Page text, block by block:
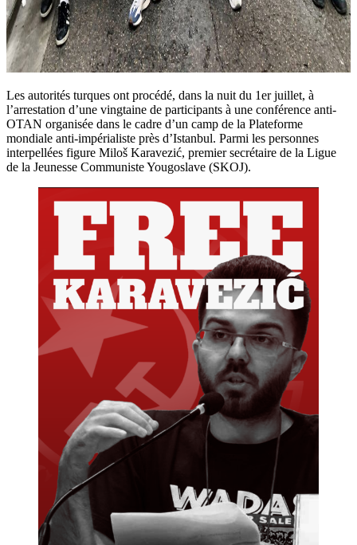
Les autorités turques ont procédé, dans la nuit du 1er juillet, à
l’arrestation d’une vingtaine de participants à une conférence anti-
OTAN organisée dans le cadre d’un camp de la Plateforme
mondiale anti-impérialiste près d’Istanbul. Parmi les personnes
interpellées figure Miloš Karavezić, premier secrétaire de la Ligue
de la Jeunesse Communiste Yougoslave (SKOJ).